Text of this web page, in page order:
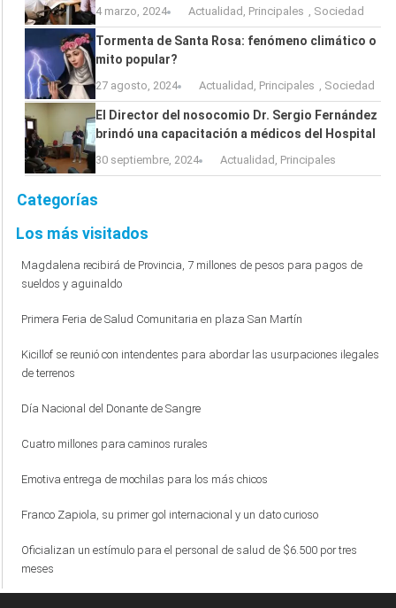
4 marzo, 2024 Actualidad , Principales , Sociedad
Tormenta de Santa Rosa: fenómeno climático o
mito popular?
27 agosto, 2024 Actualidad , Principales , Sociedad
El Director del nosocomio Dr. Sergio Fernández
brindó una capacitación a médicos del Hospital
30 septiembre, 2024 Actualidad , Principales
Categorías
Los más visitados
Magdalena recibirá de Provincia, 7 millones de pesos para pagos de
sueldos y aguinaldo
Primera Feria de Salud Comunitaria en plaza San Martín
Kicillof se reunió con intendentes para abordar las usurpaciones ilegales
de terrenos
Día Nacional del Donante de Sangre
Cuatro millones para caminos rurales
Emotiva entrega de mochilas para los más chicos
Franco Zapiola, su primer gol internacional y un dato curioso
Oficializan un estímulo para el personal de salud de $6.500 por tres
meses